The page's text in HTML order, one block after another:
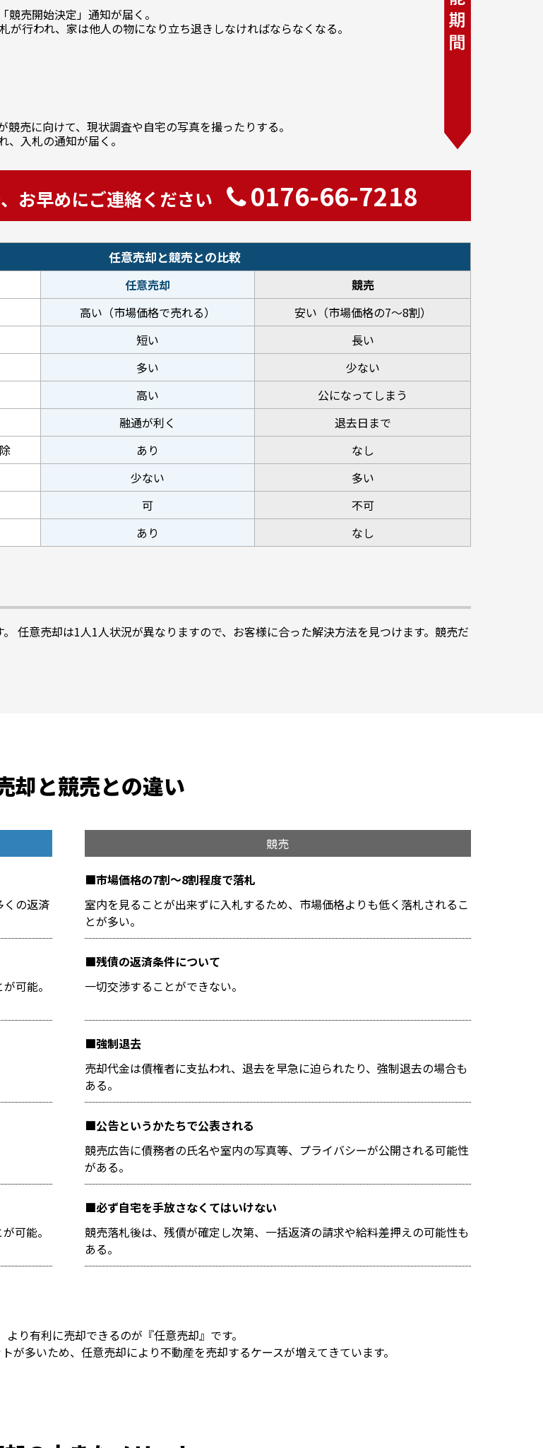
売開始決定」通知が届く。
が行われ、家は他人の物になり立ち退きしなければならなくなる。
売に向けて、現状調査や自宅の写真を撮ったりする。
入札の通知が届く。
お早めにご連絡ください 0176-66-7218
任意売却と競売との比較
任意売却
競売
高い（市場価格で売れる）
安い（市場価格の7～8割）
短い
長い
多い
少ない
高い
公になってしまう
融通が利く
退去日まで
あり
なし
少ない
多い
可
不可
あり なし
任意売却は1人1人状況が異なりますので、お客様に合った解決方法を見つけます。競売だ
却と競売との違い
くの返済
可能。
可能。
競売
市場価格の7割～8割程度で落札
室内を見ることが出来ずに入札するため、市場価格よりも低く落札されるこ
とが多い。
残債の返済条件について
一切交渉することができない。
強制退去
売却代金は債権者に支払われ、退去を早急に迫られたり、強制退去の場合も
ある。
公告というかたちで公表される
競売広告に債務者の氏名や室内の写真等、プライバシーが公開される可能性
がある。
必ず自宅を手放さなくてはいけない
競売落札後は、残債が確定し次第、一括返済の請求や給料差押えの可能性も
ある。
り有利に売却できるのが『任意売却』です。
が多いため、任意売却により不動産を売却するケースが増えてきています。